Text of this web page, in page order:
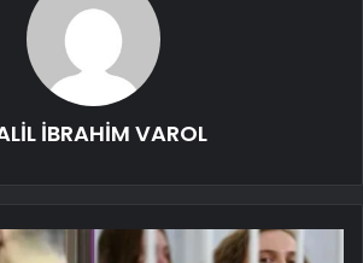
İBRAHİM VAROL